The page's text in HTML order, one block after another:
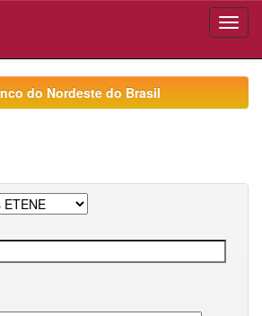
do Nordeste do Brasil